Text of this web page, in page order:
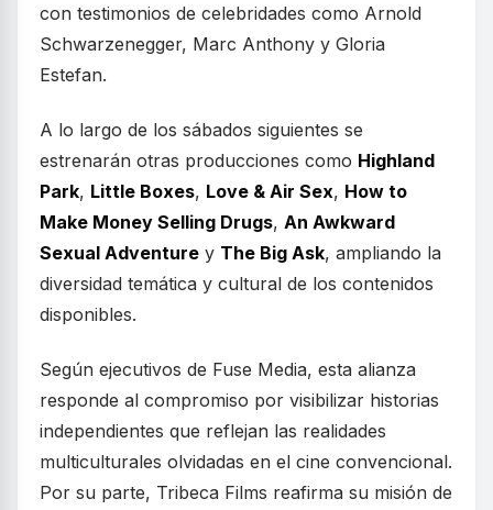
con testimonios de celebridades como Arnold
Schwarzenegger, Marc Anthony y Gloria
Estefan.
A lo largo de los sábados siguientes se
estrenarán otras producciones como Highland
Park, Little Boxes, Love & Air Sex, How to
Make Money Selling Drugs, An Awkward
Sexual Adventure y The Big Ask, ampliando la
diversidad temática y cultural de los contenidos
disponibles.
Según ejecutivos de Fuse Media, esta alianza
responde al compromiso por visibilizar historias
independientes que reflejan las realidades
multiculturales olvidadas en el cine convencional.
Por su parte, Tribeca Films reafirma su misión de